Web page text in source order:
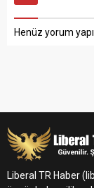
Henüz yorum
Liberal TR Haber